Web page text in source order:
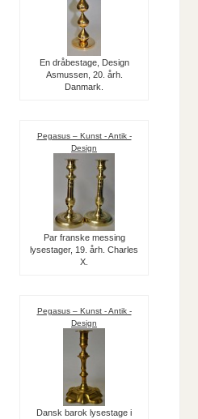
En dråbestage, Design
Asmussen, 20. årh.
Danmark.
Pegasus – Kunst - Antik -
Design
Par franske messing
lysestager, 19. årh. Charles
X.
Pegasus – Kunst - Antik -
Design
Dansk barok lysestage i